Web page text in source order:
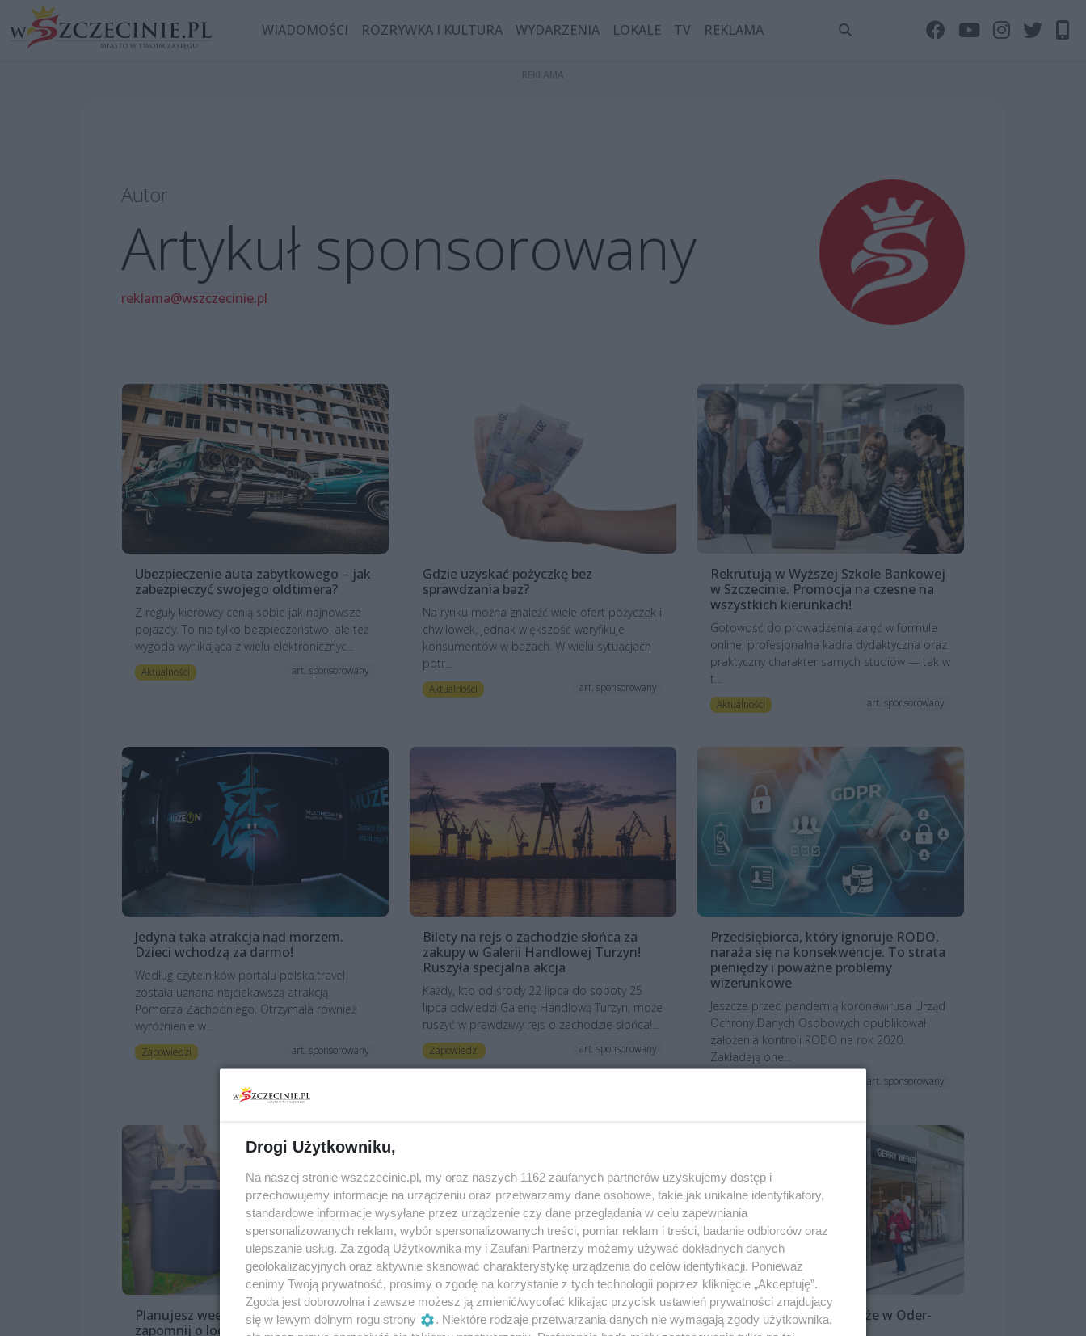
WIADOMOŚCI ROZRYWKA I KULTURA WYDARZENIA LOKALE TV REKLAMA
Autor
Artykuł sponsorowany
reklama@wszczecinie.pl
Ubezpieczenie auta zabytkowego – jak
zabezpieczyć swojego oldtimera?
Z reguły kierowcy cenią sobie jak najnowsze
pojazdy. To nie tylko bezpieczeństwo, ale też
wygoda wynikająca z wielu elektronicznyc...
Aktualności art. sponsorowany
Gdzie uzyskać pożyczkę bez
sprawdzania baz?
Na rynku można znaleźć wiele ofert pożyczek i
chwilówek, jednak większość weryfikuje
konsumentów w bazach. W wielu sytuacjach
potr...
Aktualności art. sponsorowany
Rekrutują w Wyższej Szkole Bankowej
w Szczecinie. Promocja na czesne na
wszystkich kierunkach!
Gotowość do prowadzenia zajęć w formule
online, profesjonalna kadra dydaktyczna oraz
praktyczny charakter samych studiów — tak w
t...
Aktualności art. sponsorowany
Jedyna taka atrakcja nad morzem.
Dzieci wchodzą za darmo!
Według czytelników portalu polska.travel
została uznana najciekawszą atrakcją
Pomorza Zachodniego. Otrzymała również
wyróżnienie w...
Zapowiedzi art. sponsorowany
Bilety na rejs o zachodzie słońca za
zakupy w Galerii Handlowej Turzyn!
Ruszyła specjalna akcja
Każdy, kto od środy 22 lipca do soboty 25
lipca odwiedzi Galerię Handlową Turzyn, może
ruszyć w prawdziwy rejs o zachodzie słońca!...
Zapowiedzi art. sponsorowany
Przedsiębiorca, który ignoruje RODO,
naraża się na konsekwencje. To strata
pieniędzy i poważne problemy
wizerunkowe
Jeszcze przed pandemią koronawirusa Urząd
Ochrony Danych Osobowych opublikował
założenia kontroli RODO na rok 2020.
Zakładają one...
art. sponsorowany
Planujesz weekendowy wyjazd? Nie
zapomnij o lodówce turystycznej!
To już nie tylko wędliny z własnej
masarni, ale też inne produkty od
Ruszają wielkie wyprzedaże w Oder-
Center w Schwedt!
Drogi Użytkowniku,
Na naszej stronie wszczecinie.pl, my oraz naszych 1162 zaufanych partnerów uzyskujemy dostęp i
przechowujemy informacje na urządzeniu oraz przetwarzamy dane osobowe, takie jak unikalne identyfikatory,
standardowe informacje wysyłane przez urządzenie czy dane przeglądania w celu zapewniania
spersonalizowanych reklam, wybór spersonalizowanych treści, pomiar reklam i treści, badanie odbiorców oraz
ulepszanie usług. Za zgodą Użytkownika my i Zaufani Partnerzy możemy używać dokładnych danych
geolokalizacyjnych oraz aktywnie skanować charakterystykę urządzenia do celów identyfikacji. Ponieważ
cenimy Twoją prywatność, prosimy o zgodę na korzystanie z tych technologii poprzez kliknięcie „Akceptuję”.
Zgoda jest dobrowolna i zawsze możesz ją zmienić/wycofać klikając przycisk ustawień prywatności znajdujący
się w lewym dolnym rogu strony
. Niektóre rodzaje przetwarzania danych nie wymagają zgody użytkownika,